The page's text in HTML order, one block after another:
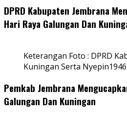
DPRD Kabupaten Jembrana
Hari Raya Galungan Dan
Keterangan Foto : DPRD
Kuningan Serta Nyepin1946
Pemkab Jembrana
Galungan Dan Kuningan